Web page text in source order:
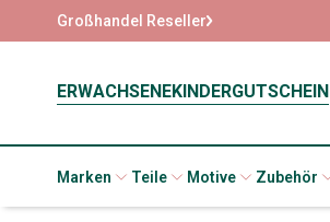
Großhandel Reseller
ERWACHSENEKINDERGUTSCHEIN
Marken Teile Motive Zubehör